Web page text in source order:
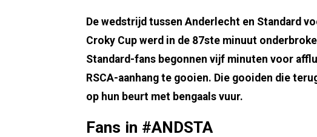
De wedstrijd tussen Anderlecht en Standard
Croky Cup werd in de 87ste minuut
Standard-fans begonnen vijf minuten voor
RSCA-aanhang te gooien. Die gooiden die
op hun beurt met bengaals vuur.
Fans in #ANDSTA